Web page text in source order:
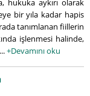
hukuka aykırı olarak
bir yıla kadar hapis
tanımlanan fiillerin
işlenmesi halinde,
+Devamını oku